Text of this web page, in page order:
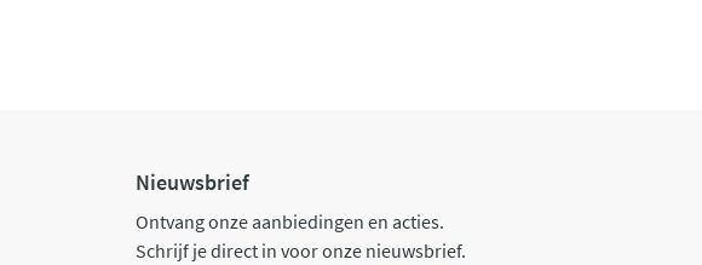
Nieuwsbrief
Ontvang onze aanbiedingen en acties.
Schrijf je direct in voor onze nieuwsbrief.